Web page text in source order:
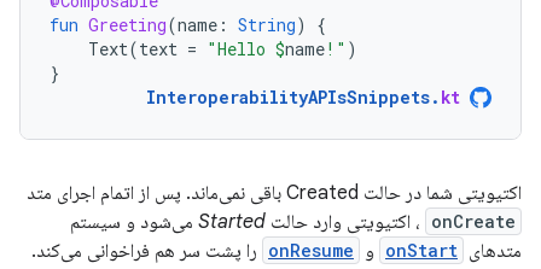
fun Greeting(name : String)
{
Text(text = "Hello $name!" )
}
InteroperabilityAPIsSnippets. kt
اکتیویتی شما در حالت Created باقی نمی‌ماند. پس از اتمام اجرای متد
onCreate ، اکتیویتی وارد حالت Started می‌شود و سیستم
متدهای onStart و onResume را پشت سر هم فراخوانی می‌کند.